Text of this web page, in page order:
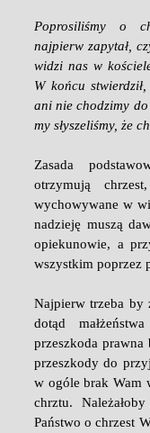
Poprosiliśmy o
najpierw zapytał,
widzi nas w
W końcu
ani nie chodzimy
my słyszeliśmy, że
Zasada
otrzymują
wychowywane w
nadzieję muszą
opiekunowie, a
wszystkim poprzez
Najpierw trzeba by
dotąd
przeszkoda
przeszkody do
w ogóle brak Wam
chrztu.
Państwo o chrzest